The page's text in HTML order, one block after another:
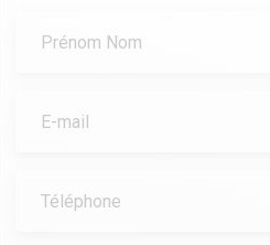
Prénom Nom
E-mail
Téléphone